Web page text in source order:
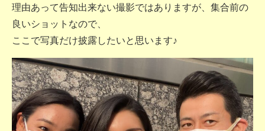
理由あって告知出来ない撮影ではありますが、集合前の
良いショットなので、
ここで写真だけ披露したいと思います♪